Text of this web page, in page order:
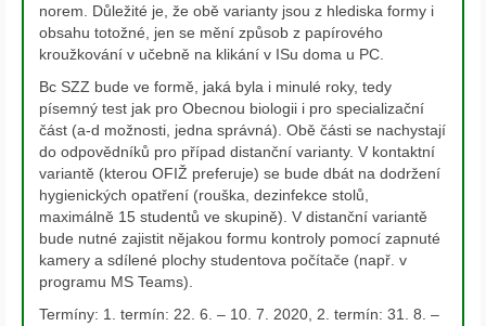
norem. Důležité je, že obě varianty jsou z hlediska formy i
obsahu totožné, jen se mění způsob z papírového
kroužkování v učebně na klikání v ISu doma u PC.
Bc SZZ bude ve formě, jaká byla i minulé roky, tedy
písemný test jak pro Obecnou biologii i pro specializační
část (a-d možnosti, jedna správná). Obě části se nachystají
do odpovědníků pro případ distanční varianty. V kontaktní
variantě (kterou OFIŽ preferuje) se bude dbát na dodržení
hygienických opatření (rouška, dezinfekce stolů,
maximálně 15 studentů ve skupině). V distanční variantě
bude nutné zajistit nějakou formu kontroly pomocí zapnuté
kamery a sdílené plochy studentova počítače (např. v
programu MS Teams).
Termíny: 1. termín: 22. 6. – 10. 7. 2020, 2. termín: 31. 8. –